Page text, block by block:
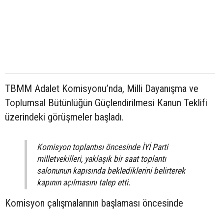
TBMM Adalet Komisyonu’nda, Milli Dayanışma ve
Toplumsal Bütünlüğün Güçlendirilmesi Kanun Teklifi
üzerindeki görüşmeler başladı.
Komisyon toplantısı öncesinde İYİ Parti
milletvekilleri, yaklaşık bir saat toplantı
salonunun kapısında beklediklerini belirterek
kapının açılmasını talep etti.
Komisyon çalışmalarının başlaması öncesinde